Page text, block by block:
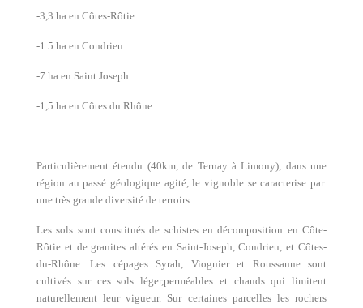
-3,3 ha en Côtes-Rôtie
-1.5 ha en Condrieu
-7 ha en Saint Joseph
-1,5 ha en Côtes du Rhône
Particulièrement étendu (40km, de Ternay à Limony), dans une
région au passé géologique agité, le vignoble se caracterise par
une très grande diversité de terroirs.
Les sols sont constitués de schistes en décomposition en Côte-
Rôtie et de granites altérés en Saint-Joseph, Condrieu, et Côtes-
du-Rhône. Les cépages Syrah, Viognier et Roussanne sont
cultivés sur ces sols léger,perméables et chauds qui limitent
naturellement leur vigueur. Sur certaines parcelles les rochers